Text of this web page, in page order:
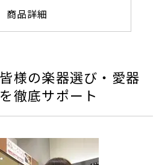
商品詳細
様の楽器選び・愛器
徹底サポート